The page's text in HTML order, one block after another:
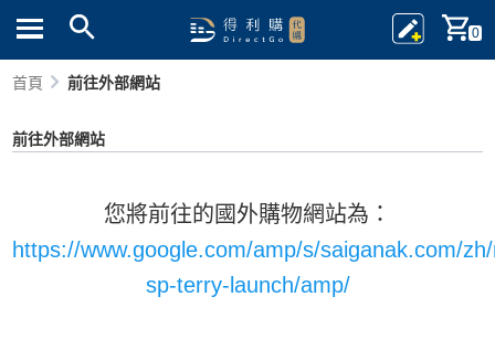
0
首頁 前往外部網站
前往外部網站
您將前往的國外購物網站為：
https://www.google.com/amp/s/saiganak.com/
sp-terry-launch/amp/